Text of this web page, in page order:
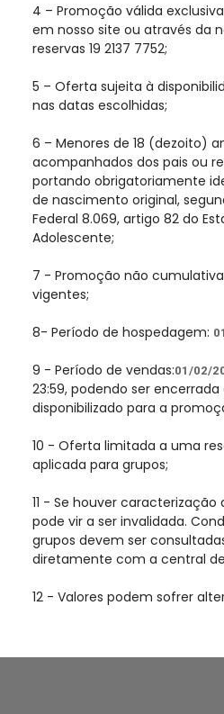
4 – Promoção válida
em nosso site ou através da
reservas 19 2137 7752;
5 – Oferta sujeita à
nas datas escolhidas;
6 – Menores de 18 (dezoito)
acompanhados dos pais ou
portando obrigatoriamente
de nascimento original,
Federal 8.069, artigo 82 do
Adolescente;
7 - Promoção não
vigentes;
8- Período de hospedagem:
9 - Período de vendas:01/02/
23:59, podendo ser
disponibilizado para a
10 - Oferta limitada a uma
aplicada para grupos;
11 - Se houver
pode vir a ser invalidada.
grupos devem ser
diretamente com a central
12 - Valores podem sofrer